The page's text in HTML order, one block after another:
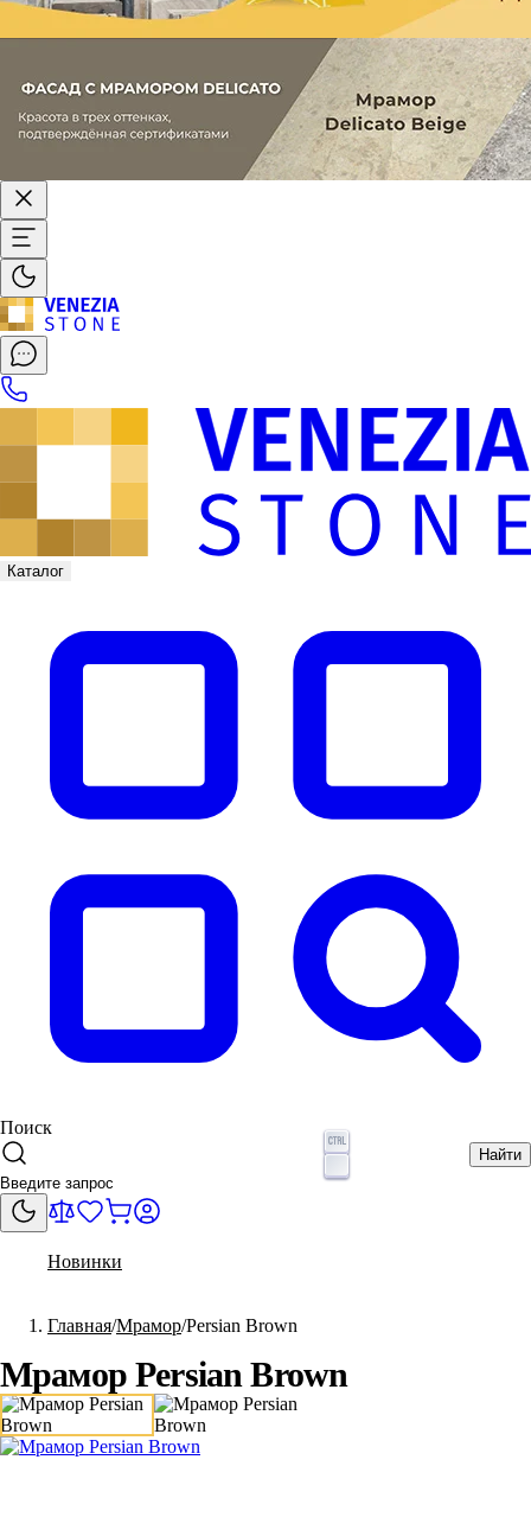
Каталог
Поиск
Найти
Новинки
Главная Мрамор Persian Brown
Мрамор Persian Brown